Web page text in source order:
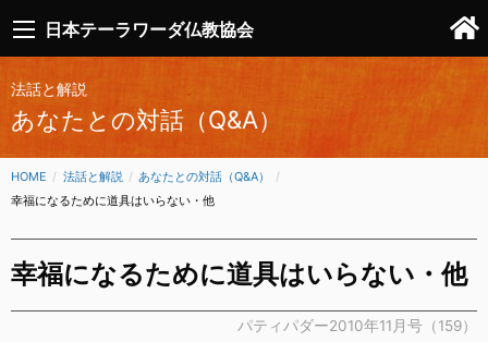
日本テーラワーダ仏教協会
法話と解説
あなたとの対話（Q&A）
HOME 法話と解説
あなたとの対話（Q&A）
CURRENT:
幸福になるために道具はいらない・他
幸福になるために道具はいらない・他
パティパダー2010年11月号（159）